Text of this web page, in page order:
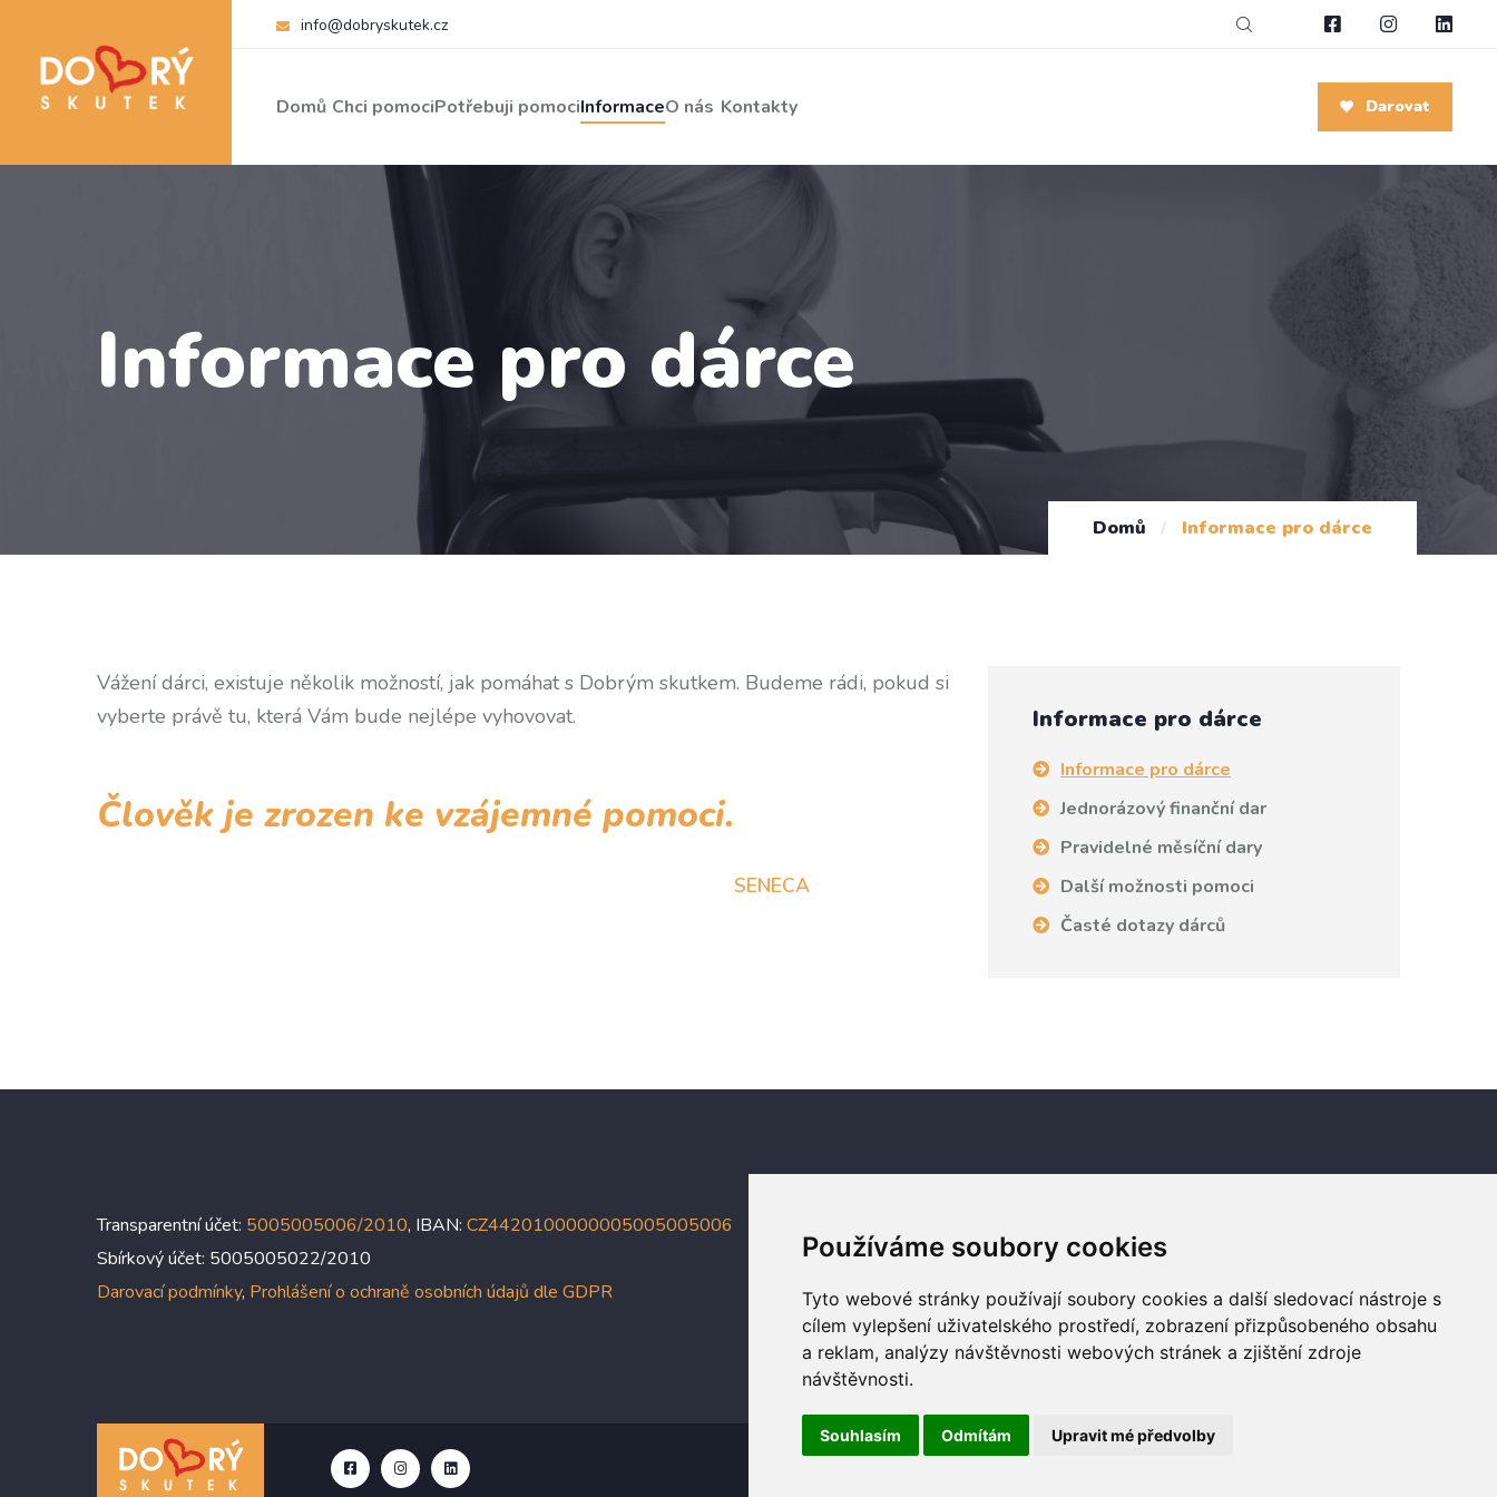
Používáme soubory cookies
Tyto webové stránky používají soubory cookies a další sledovací nástroje s
cílem vylepšení uživatelského prostředí, zobrazení přizpůsobeného obsahu
a reklam, analýzy návštěvnosti webových stránek a zjištění zdroje
návštěvnosti.
Souhlasím Odmítám Upravit mé předvolby
info@dobryskutek.cz
Domů Chci pomociPotřebuji pomociInformaceO nás Kontakty Darovat
Informace pro dárce
Domů / Informace pro dárce
Vážení dárci, existuje několik možností, jak pomáhat s Dobrým skutkem. Budeme rádi, pokud si
vyberte právě tu, která Vám bude nejlépe vyhovovat.
Člověk je zrozen ke vzájemné pomoci.
SENECA
Informace pro dárce
Informace pro dárce
Jednorázový finanční dar
Pravidelné měsíční dary
Další možnosti pomoci
Časté dotazy dárců
Transparentní účet: 5005005006/2010, IBAN: CZ4420100000005005005006
Sbírkový účet: 5005005022/2010
Darovací podmínky, Prohlášení o ochraně osobních údajů dle GDPR